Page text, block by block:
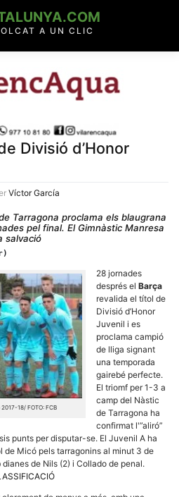
A UN CLIC
Divisió d’Honor
Víctor García
Tarragona proclama els blaugrana
pel final. El Gimnàstic Manresa
salvació
18/ FOTO: FCB
28 jornades
després el Barça
revalida el títol de
Divisió d’Honor
Juvenil i es
proclama campió
de lliga signant
una temporada
gairebé perfecte.
El triomf per 1-3 a
camp del Nàstic
de Tarragona ha
confirmat l'”aliró”
punts per disputar-se. El Juvenil A ha
de Micó pels tarragonins al minut 3 de
de Nils (2) i Collado de penal.
Necessàries
Aquestes
opcionals,
són
necessàries
per al